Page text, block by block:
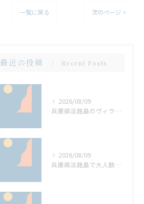
一覧に戻る 次のページ >
最近の投稿 Recent Posts
2026/08/09
兵庫県淡路島のヴィラで大人数サウナとバーベキューを満喫する滞在術
2026/08/09
兵庫県淡路島で大人数対応ヴィラとサウナバーベキュー満喫ステイの極意